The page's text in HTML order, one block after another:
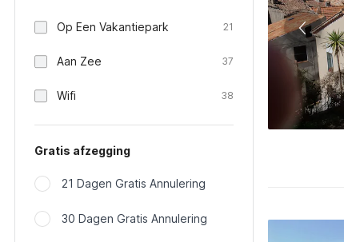
Op Een Vakantiepark 21
Aan Zee 37
Wifi 38
Gratis afzegging
21 Dagen Gratis Annulering
30 Dagen Gratis Annulering